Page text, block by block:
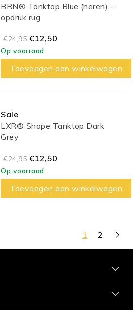
BRN® Tanktop Blue (heren) -
opdruk rug
€24,95 €12,50
Op voorraad
Toevoegen aan winkelwagen
Sale
LXR® Shape Tanktop Dark
Grey
€24,95 €12,50
Op voorraad
Toevoegen aan winkelwagen
1 2